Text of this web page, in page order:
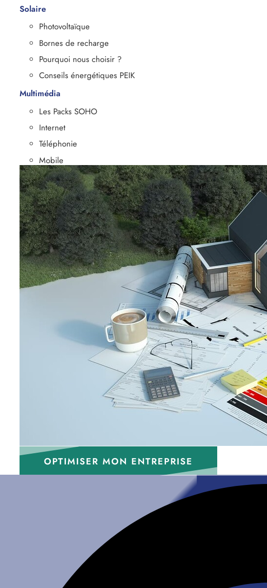
Solaire
Photovoltaïque
Bornes de recharge
Pourquoi nous choisir ?
Conseils énergétiques PEIK
Multimédia
Les Packs SOHO
Internet
Téléphonie
Mobile
OPTIMISER MON ENTREPRISE